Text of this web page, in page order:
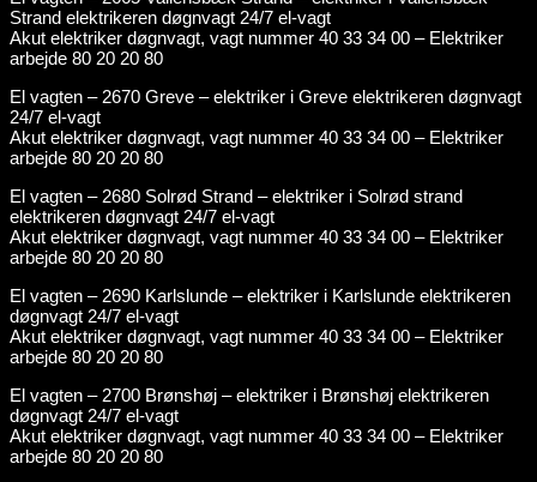
Strand elektrikeren døgnvagt 24/7 el-vagt
Akut elektriker døgnvagt, vagt nummer 40 33 34 00 – Elektriker
arbejde 80 20 20 80
El vagten – 2670 Greve – elektriker i Greve elektrikeren døgnvagt
24/7 el-vagt
Akut elektriker døgnvagt, vagt nummer 40 33 34 00 – Elektriker
arbejde 80 20 20 80
El vagten – 2680 Solrød Strand – elektriker i Solrød strand
elektrikeren døgnvagt 24/7 el-vagt
Akut elektriker døgnvagt, vagt nummer 40 33 34 00 – Elektriker
arbejde 80 20 20 80
El vagten – 2690 Karlslunde – elektriker i Karlslunde elektrikeren
døgnvagt 24/7 el-vagt
Akut elektriker døgnvagt, vagt nummer 40 33 34 00 – Elektriker
arbejde 80 20 20 80
El vagten – 2700 Brønshøj – elektriker i Brønshøj elektrikeren
døgnvagt 24/7 el-vagt
Akut elektriker døgnvagt, vagt nummer 40 33 34 00 – Elektriker
arbejde 80 20 20 80